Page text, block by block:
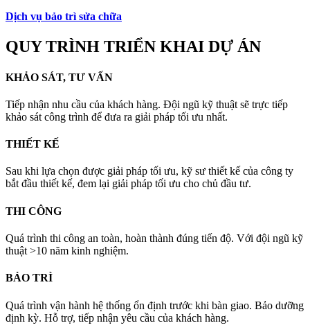
Dịch vụ bảo trì sửa chữa
QUY TRÌNH TRIỂN KHAI DỰ ÁN
KHẢO SÁT, TƯ VẤN
Tiếp nhận nhu cầu của khách hàng. Đội ngũ kỹ thuật sẽ trực tiếp
khảo sát công trình để đưa ra giải pháp tối ưu nhất.
THIẾT KẾ
Sau khi lựa chọn được giải pháp tối ưu, kỹ sư thiết kế của công ty
bắt đầu thiết kế, đem lại giải pháp tối ưu cho chủ đầu tư.
THI CÔNG
Quá trình thi công an toàn, hoàn thành đúng tiến độ. Với đội ngũ kỹ
thuật >10 năm kinh nghiệm.
BẢO TRÌ
Quá trình vận hành hệ thống ổn định trước khi bàn giao. Bảo dưỡng
định kỳ. Hỗ trợ, tiếp nhận yêu cầu của khách hàng.